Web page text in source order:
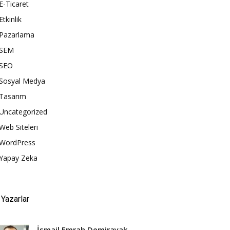
E-Ticaret
Etkinlik
Pazarlama
Medya
Tasarım
Siteleri
Zeka
Yazarlar